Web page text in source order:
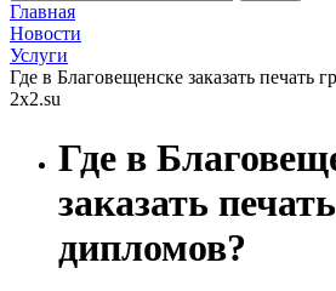
Главная
Новости
Услуги
Где в Благовещенске заказать печать
2x2.su
Где в
заказать
дипломов?